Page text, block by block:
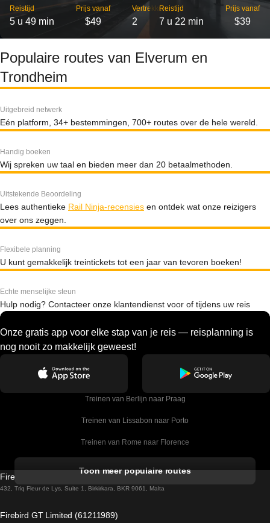
Reistijd
5 u 49 min
Prijs vanaf
$49
Vertrekken
2
Reistijd
7 u 22 min
Prijs vanaf
$39
Populaire routes van Elverum en
Trondheim
Uitgebreid netwerk
Eén platform, 34+ bestemmingen, 700+ routes over de hele wereld.
Handig boeken
Wij spreken uw taal en bieden meer dan 20 betaalmethoden.
Uitstekende Beoordeling
Lees authentieke Rail Ninja-recensies en ontdek wat onze reizigers
over ons zeggen.
Flexibele planning
U kunt gemakkelijk treintickets tot een jaar van tevoren boeken!
Echte menselijke steun
Hulp nodig? Contacteer onze klantendienst voor of tijdens uw reis
Onze gratis app voor elke stap van je reis — reisplanning is
nog nooit zo makkelijk geweest!
Treinen van Berlijn naar Praag
Treinen van Lissabon naar Porto
Treinen van Rome naar Florence
Treinen van Sevilla naar Barcelona
Toon meer populaire routes
Firebird GT Limited (OC 1451)
432, Triq Fleur de Lys, Suite 1, Birkirkara, BKR 9061, Malta
Firebird GT Limited (61211989)